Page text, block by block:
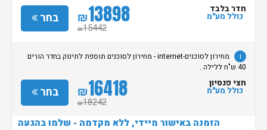
בחר ₪13898
₪15442
חדר בלבד
כולל מע"מ
i
מחירון לסוכנים-internet - מחירון לסוכנים תוספת לתינוק בחדר הורים
40 ש"ח ללילה .
בחר ₪16418
₪18242
חצי פנסיון
כולל מע"מ
הזמנה באישור מיידי, ללא מקדמה - שלמו בהגעה